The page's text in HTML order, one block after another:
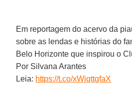
Em reportagem do acervo da
sobre as lendas e histórias do
Belo Horizonte que inspirou o
Por Silvana Arantes
Leia: https://t.co/xWjqttgfaX